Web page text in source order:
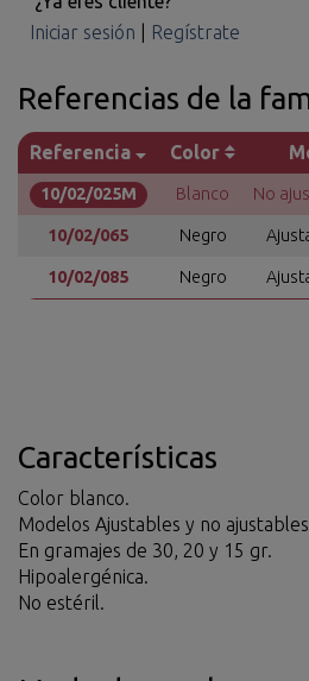
Iniciar sesión
Regístrate
Referencias de la
Referencia Color
10/02/025M Blanco No
10/02/065 Negro
10/02/085 Negro
Características
Color blanco.
Modelos Ajustables y no
En gramajes de 30, 20 y 15 gr.
Hipoalergénica.
No estéril.